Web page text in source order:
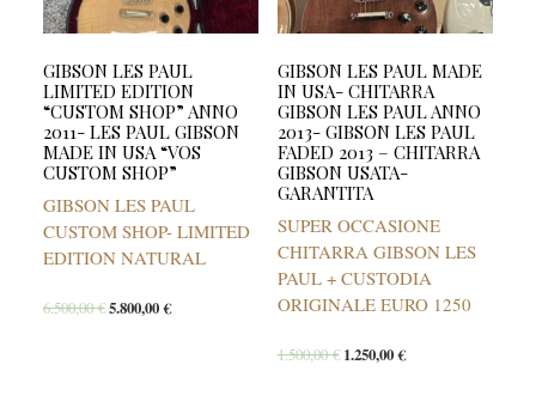
GIBSON LES PAUL
LIMITED EDITION
“CUSTOM SHOP” ANNO
2011- LES PAUL GIBSON
MADE IN USA “VOS
CUSTOM SHOP”
GIBSON LES PAUL
CUSTOM SHOP- LIMITED
EDITION NATURAL
6.500,00€5.800,00€
GIBSON LES PAUL MADE
IN USA- CHITARRA
GIBSON LES PAUL ANNO
2013- GIBSON LES PAUL
FADED 2013 – CHITARRA
GIBSON USATA-
GARANTITA
SUPER OCCASIONE
CHITARRA GIBSON LES
PAUL + CUSTODIA
ORIGINALE EURO 1250
1.500,00€ 1.250,00€